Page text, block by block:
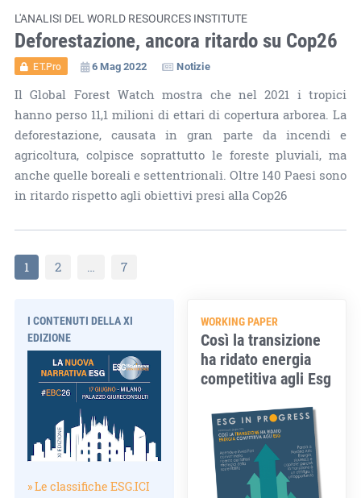
L'ANALISI DEL WORLD RESOURCES INSTITUTE
Deforestazione, ancora ritardo su Cop26
ET.Pro 6 Mag 2022 Notizie
Il Global Forest Watch mostra che nel 2021 i tropici
hanno perso 11,1 milioni di ettari di copertura arborea. La
deforestazione, causata in gran parte da incendi e
agricoltura, colpisce soprattutto le foreste pluviali, ma
anche quelle boreali e settentrionali. Oltre 140 Paesi sono
in ritardo rispetto agli obiettivi presi alla Cop26
1 2 … 7
I CONTENUTI DELLA XI
EDIZIONE
» Le classifiche ESG.ICI
WORKING PAPER
Così la transizione
ha ridato energia
competitiva agli Esg